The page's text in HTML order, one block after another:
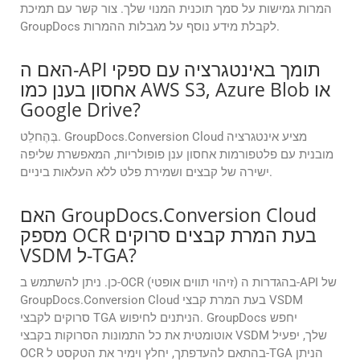
המרות גמישות על סמך תוכנית המנוי שלך. צור קשר עם תמיכת
GroupDocs לקבלת מידע נוסף על מגבלות ההמרות.
האם ה-API תומך באינטגרציה עם ספקי
אחסון בענן כמו AWS S3, Azure Blob או
Google Drive?
בְּהֶחלֵט. GroupDocs.Conversion Cloud מציע אינטגרציה
מובנית עם פלטפורמות אחסון ענן פופולריות, המאפשרת שליפה
ישירה של קבצים ושמירת פלט ללא העלאות ביניים.
האם GroupDocs.Conversion Cloud
מספק OCR בעת המרת קבצים סרוקים
VSDM ל-TGA?
כן. ניתן להשתמש ב-OCR (זיהוי תווים אופטי) בהגדרות ה-API של
GroupDocs.Conversion Cloud בעת המרת קבצי VSDM
סרוקים לקבצי TGA הניתנים לחיפוש. GroupDocs יחפש
אוטומטית את כל התמונות הסרוקות בקבצי VSDM שלך, יפעיל
OCR בהתאם להעדפתך, יחלץ וימיר את הטקסט ל-TGA הניתן